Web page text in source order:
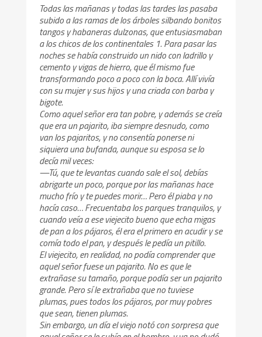
Todas las mañanas y todas las tardes las pasaba
subido a las ramas de los árboles silbando bonitos
tangos y habaneras dulzonas, que entusiasmaban
a los chicos de los continentales 1. Para pasar las
noches se había construido un nido con ladrillo y
cemento y vigas de hierro, que él mismo fue
transformando poco a poco con la boca. Allí vivía
con su mujer y sus hijos y una criada con barba y
bigote.
Como aquel señor era tan pobre, y además se creía
que era un pajarito, iba siempre desnudo, como
van los pajaritos, y no consentía ponerse ni
siquiera una bufanda, aunque su esposa se lo
decía mil veces:
—Tú, que te levantas cuando sale el sol, debías
abrigarte un poco, porque por las mañanas hace
mucho frío y te puedes morir… Pero él piaba y no
hacía caso… Frecuentaba los parques tranquilos, y
cuando veía a ese viejecito bueno que echa migas
de pan a los pájaros, él era el primero en acudir y se
comía todo el pan, y después le pedía un pitillo.
El viejecito, en realidad, no podía comprender que
aquel señor fuese un pajarito. No es que le
extrañase su tamaño, porque podía ser un pajarito
grande. Pero sí le extrañaba que no tuviese
plumas, pues todos los pájaros, por muy pobres
que sean, tienen plumas.
Sin embargo, un día el viejo notó con sorpresa que